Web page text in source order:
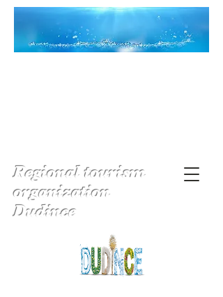
Regional tourism
organization
Dudince